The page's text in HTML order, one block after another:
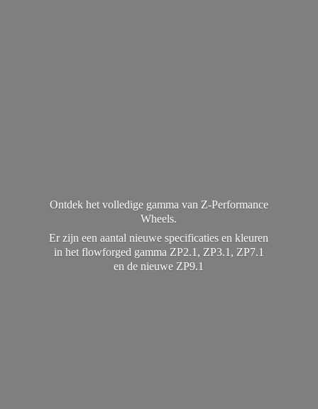
Ontdek het volledige gamma van Z-Performance
Wheels.
Er zijn een aantal nieuwe specificaties en kleuren
in het flowforged gamma ZP2.1, ZP3.1, ZP7.1
en denieuwe ZP9.1